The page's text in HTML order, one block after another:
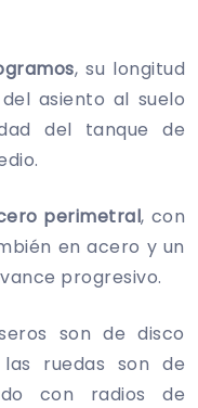
, su longitud
asiento al suelo
del tanque de
perimetral, con
en acero y un
progresivo.
son de disco
ruedas son de
con radios de